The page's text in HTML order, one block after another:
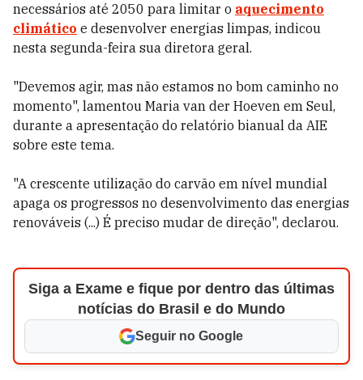
necessários até 2050 para limitar o aquecimento
climático e desenvolver energias limpas, indicou
nesta segunda-feira sua diretora geral.
"Devemos agir, mas não estamos no bom caminho no
momento", lamentou Maria van der Hoeven em Seul,
durante a apresentação do relatório bianual da AIE
sobre este tema.
"A crescente utilização do carvão em nível mundial
apaga os progressos no desenvolvimento das energias
renováveis (...) É preciso mudar de direção", declarou.
Siga a Exame e fique por dentro das últimas
notícias do Brasil e do Mundo
Seguir no Google